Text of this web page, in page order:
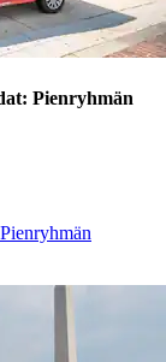
Pienryhmän